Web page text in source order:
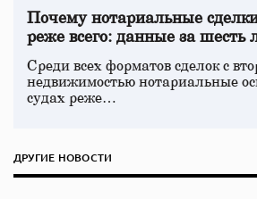
Почему нотариальные
реже всего: данные за шесть
Среди всех форматов сделок с
недвижимостью нотариальные
судах реже…
ДРУГИЕ НОВОСТИ